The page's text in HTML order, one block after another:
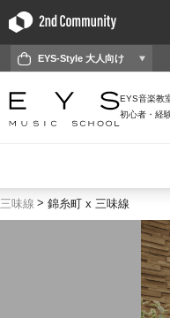
三味線 錦糸町 x 三味線